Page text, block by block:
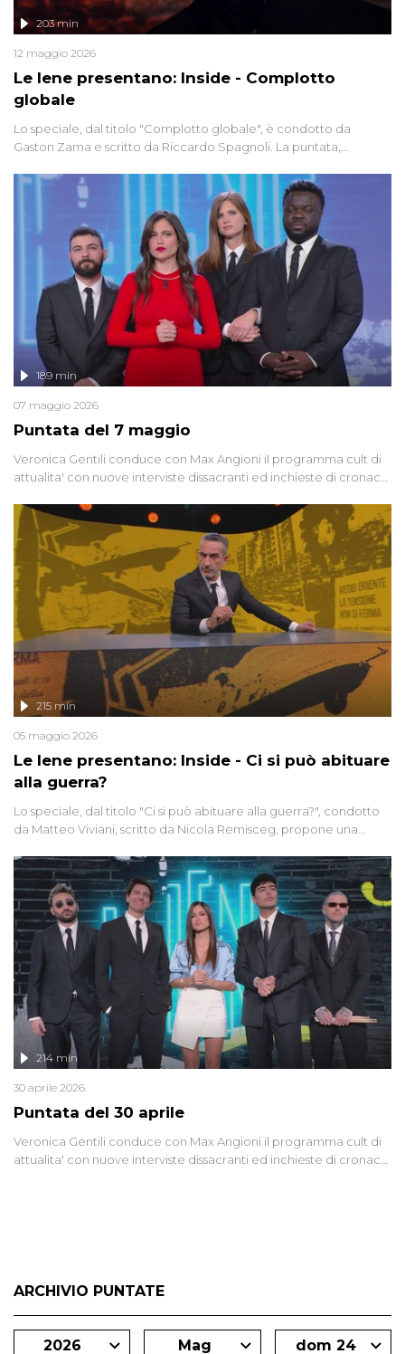
Le Iene presentano: Inside - Complotto
globale
203 min
12 maggio 2026
Lo speciale, dal titolo "Complotto globale", è condotto da
Gaston Zama e scritto da Riccardo Spagnoli. La puntata,
racconta l'universo delle narrazioni alternative, dei sospetti
globali e del complottismo che negli ultimi anni hanno invaso
social network, talk show, piazze digitali e immaginario collettivo.
Puntata del 7 maggio
189 min
07 maggio 2026
Veronica Gentili conduce con Max Angioni il programma cult di
attualita' con nuove interviste dissacranti ed inchieste di cronaca
Le Iene presentano: Inside - Ci si può abituare
alla guerra?
215 min
05 maggio 2026
Lo speciale, dal titolo "Ci si può abituare alla guerra?", condotto
da Matteo Viviani, scritto da Nicola Remisceg, propone una
di settore - su quanto la guerra sia diventata una realtà pervasiva.
Anche se l'Italia non è direttamente coinvolta in conflitti armati, il
contesto globale rende impossibile considerarla un fenomeno
lontano.
Puntata del 30 aprile
214 min
30 aprile 2026
Veronica Gentili conduce con Max Angioni il programma cult di
attualita' con nuove interviste dissacranti ed inchieste di cronaca
ARCHIVIO PUNTATE
2026 Mag dom 24